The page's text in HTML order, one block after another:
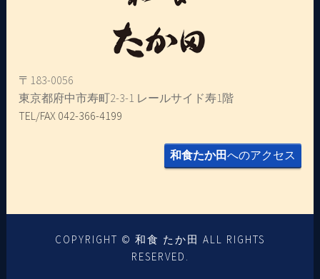
〒183-0056
東京都府中市寿町2-3-1 レールサイド寿1階
TEL/FAX 042-366-4199
和食たか田へのアクセス
COPYRIGHT © 和食 たか田 ALL RIGHTS
RESERVED.